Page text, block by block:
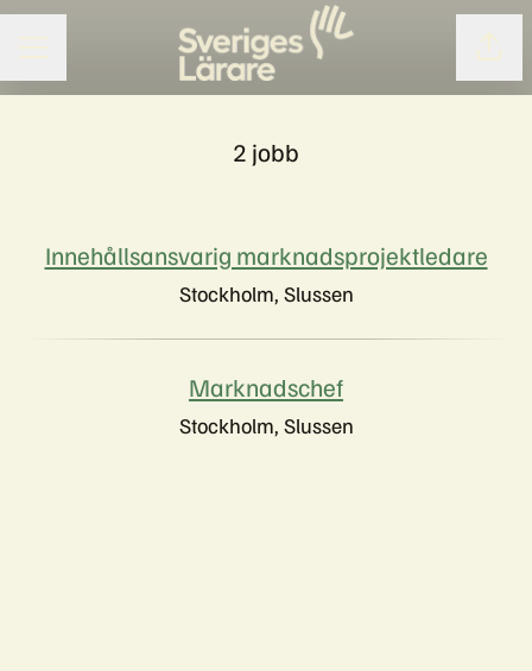
KARRIÄRMENY Dela
2 jobb
Innehållsansvarig marknadsprojektledare
Stockholm, Slussen
Marknadschef
Stockholm, Slussen